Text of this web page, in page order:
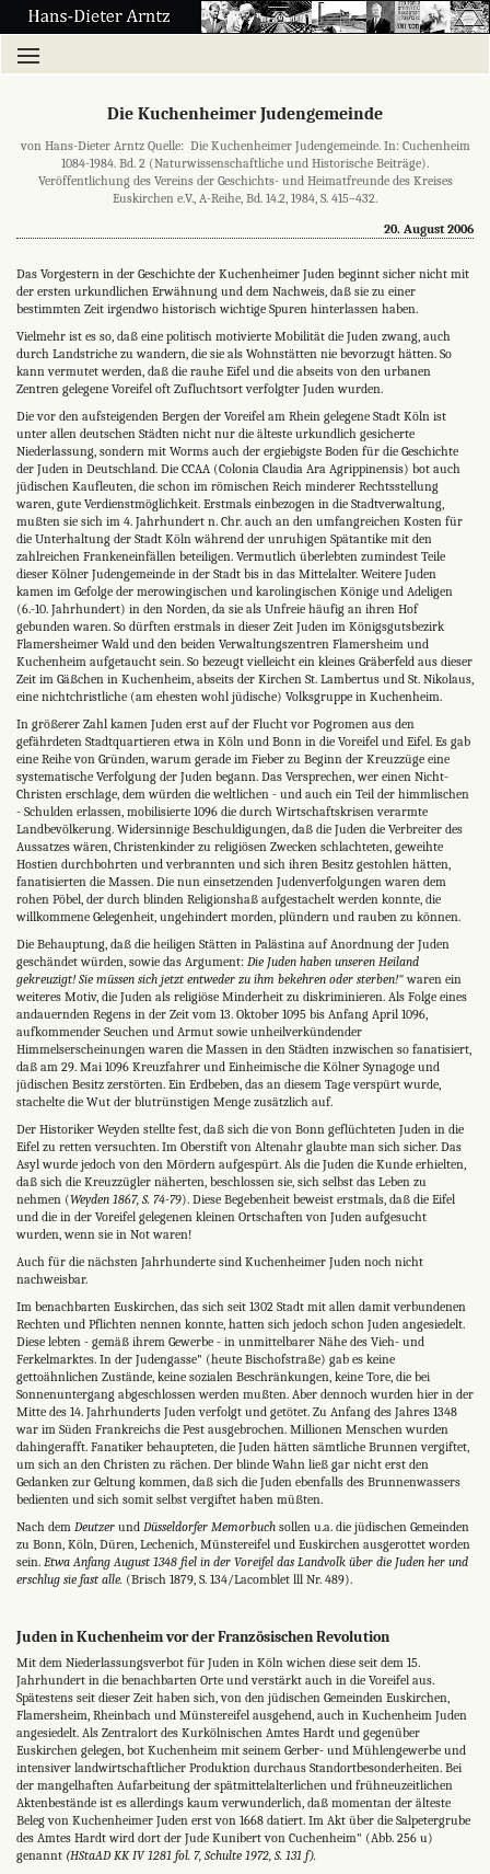
Die Kuchenheimer Judengemeinde
von Hans-Dieter Arntz Quelle: Die Kuchenheimer Judengemeinde. In: Cuchenheim
1084-1984. Bd. 2 (Naturwissenschaftliche und Historische Beiträge).
Veröffentlichung des Vereins der Geschichts- und Heimatfreunde des Kreises
Euskirchen e.V., A-Reihe, Bd. 14.2, 1984, S. 415–432.
20. August 2006
Das Vorgestern in der Geschichte der Kuchenheimer Juden beginnt sicher nicht mit
der ersten urkundlichen Erwähnung und dem Nachweis, daß sie zu einer
bestimmten Zeit irgendwo historisch wichtige Spuren hinterlassen haben.
Vielmehr ist es so, daß eine politisch motivierte Mobilität die Juden zwang, auch
durch Landstriche zu wandern, die sie als Wohnstätten nie bevorzugt hätten. So
kann vermutet werden, daß die rauhe Eifel und die abseits von den urbanen
Zentren gelegene Voreifel oft Zufluchtsort verfolgter Juden wurden.
Die vor den aufsteigenden Bergen der Voreifel am Rhein gelegene Stadt Köln ist
unter allen deutschen Städten nicht nur die älteste urkundlich gesicherte
Niederlassung, sondern mit Worms auch der ergiebigste Boden für die Geschichte
der Juden in Deutschland. Die CCAA (Colonia Claudia Ara Agrippinensis) bot auch
jüdischen Kaufleuten, die schon im römischen Reich minderer Rechtsstellung
waren, gute Verdienstmöglichkeit. Erstmals einbezogen in die Stadtverwaltung,
mußten sie sich im 4. Jahrhundert n. Chr. auch an den umfangreichen Kosten für
die Unterhaltung der Stadt Köln während der unruhigen Spätantike mit den
zahlreichen Frankeneinfällen beteiligen. Vermutlich überlebten zumindest Teile
dieser Kölner Judengemeinde in der Stadt bis in das Mittelalter. Weitere Juden
kamen im Gefolge der merowingischen und karolingischen Könige und Adeligen
(6.-10. Jahrhundert) in den Norden, da sie als Unfreie häufig an ihren Hof
gebunden waren. So dürften erstmals in dieser Zeit Juden im Königsgutsbezirk
Flamersheimer Wald und den beiden Verwaltungszentren Flamersheim und
Kuchenheim aufgetaucht sein. So bezeugt vielleicht ein kleines Gräberfeld aus dieser
Zeit im Gäßchen in Kuchenheim, abseits der Kirchen St. Lambertus und St. Nikolaus,
eine nichtchristliche (am ehesten wohl jüdische) Volksgruppe in Kuchenheim.
In größerer Zahl kamen Juden erst auf der Flucht vor Pogromen aus den
gefährdeten Stadtquartieren etwa in Köln und Bonn in die Voreifel und Eifel. Es gab
eine Reihe von Gründen, warum gerade im Fieber zu Beginn der Kreuzzüge eine
systematische Verfolgung der Juden begann. Das Versprechen, wer einen Nicht-
Christen erschlage, dem würden die weltlichen - und auch ein Teil der himmlischen
- Schulden erlassen, mobilisierte 1096 die durch Wirtschaftskrisen verarmte
Landbevölkerung. Widersinnige Beschuldigungen, daß die Juden die Verbreiter des
Aussatzes wären, Christenkinder zu religiösen Zwecken schlachteten, geweihte
Hostien durchbohrten und verbrannten und sich ihren Besitz gestohlen hätten,
fanatisierten die Massen. Die nun einsetzenden Judenverfolgungen waren dem
rohen Pöbel, der durch blinden Religionshaß aufgestachelt werden konnte, die
willkommene Gelegenheit, ungehindert morden, plündern und rauben zu können.
Die Behauptung, daß die heiligen Stätten in Palästina auf Anordnung der Juden
geschändet würden, sowie das Argument: Die Juden haben unseren Heiland
gekreuzigt! Sie müssen sich jetzt entweder zu ihm bekehren oder sterben!" waren ein
weiteres Motiv, die Juden als religiöse Minderheit zu diskriminieren. Als Folge eines
andauernden Regens in der Zeit vom 13. Oktober 1095 bis Anfang April 1096,
aufkommender Seuchen und Armut sowie unheilverkündender
Himmelserscheinungen waren die Massen in den Städten inzwischen so fanatisiert,
daß am 29. Mai 1096 Kreuzfahrer und Einheimische die Kölner Synagoge und
jüdischen Besitz zerstörten. Ein Erdbeben, das an diesem Tage verspürt wurde,
stachelte die Wut der blutrünstigen Menge zusätzlich auf.
Der Historiker Weyden stellte fest, daß sich die von Bonn geflüchteten Juden in die
Eifel zu retten versuchten. Im Oberstift von Altenahr glaubte man sich sicher. Das
Asyl wurde jedoch von den Mördern aufgespürt. Als die Juden die Kunde erhielten,
daß sich die Kreuzzügler näherten, beschlossen sie, sich selbst das Leben zu
nehmen (Weyden 1867, S. 74-79). Diese Begebenheit beweist erstmals, daß die Eifel
und die in der Voreifel gelegenen kleinen Ortschaften von Juden aufgesucht
wurden, wenn sie in Not waren!
Auch für die nächsten Jahrhunderte sind Kuchenheimer Juden noch nicht
nachweisbar.
Im benachbarten Euskirchen, das sich seit 1302 Stadt mit allen damit verbundenen
Rechten und Pflichten nennen konnte, hatten sich jedoch schon Juden angesiedelt.
Diese lebten - gemäß ihrem Gewerbe - in unmittelbarer Nähe des Vieh- und
Ferkelmarktes. In der Judengasse" (heute Bischofstraße) gab es keine
gettoähnlichen Zustände, keine sozialen Beschränkungen, keine Tore, die bei
Sonnenuntergang abgeschlossen werden mußten. Aber dennoch wurden hier in der
Mitte des 14. Jahrhunderts Juden verfolgt und getötet. Zu Anfang des Jahres 1348
war im Süden Frankreichs die Pest ausgebrochen. Millionen Menschen wurden
dahingerafft. Fanatiker behaupteten, die Juden hätten sämtliche Brunnen vergiftet,
um sich an den Christen zu rächen. Der blinde Wahn ließ gar nicht erst den
Gedanken zur Geltung kommen, daß sich die Juden ebenfalls des Brunnenwassers
bedienten und sich somit selbst vergiftet haben müßten.
Nach dem Deutzer und Düsseldorfer Memorbuch sollen u.a. die jüdischen Gemeinden
zu Bonn, Köln, Düren, Lechenich, Münstereifel und Euskirchen ausgerottet worden
sein. Etwa Anfang August 1348 fiel in der Voreifel das Landvolk über die Juden her und
erschlug sie fast alle. (Brisch 1879, S. 134/Lacomblet lll Nr. 489).
Juden in Kuchenheim vor der Französischen Revolution
Mit dem Niederlassungsverbot für Juden in Köln wichen diese seit dem 15.
Jahrhundert in die benachbarten Orte und verstärkt auch in die Voreifel aus.
Spätestens seit dieser Zeit haben sich, von den jüdischen Gemeinden Euskirchen,
Flamersheim, Rheinbach und Münstereifel ausgehend, auch in Kuchenheim Juden
angesiedelt. Als Zentralort des Kurkölnischen Amtes Hardt und gegenüber
Euskirchen gelegen, bot Kuchenheim mit seinem Gerber- und Mühlengewerbe und
intensiver landwirtschaftlicher Produktion durchaus Standortbesonderheiten. Bei
der mangelhaften Aufarbeitung der spätmittelalterlichen und frühneuzeitlichen
Aktenbestände ist es allerdings kaum verwunderlich, daß momentan der älteste
Beleg von Kuchenheimer Juden erst von 1668 datiert. Im Akt über die Salpetergrube
des Amtes Hardt wird dort der Jude Kunibert von Cuchenheim" (Abb. 256 u)
genannt (HStaAD KK IV 1281 fol. 7, Schulte 1972, S. 131 f).